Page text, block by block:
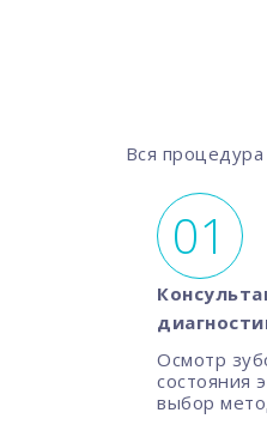
Вся
Осмотр
состояния
выбор